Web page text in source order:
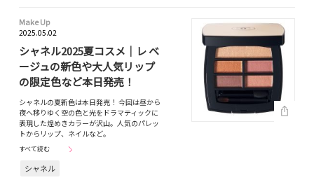
Make Up
2025.05.02
シャネル2025夏コスメ｜レ ベ
ージュの新色や大人気リップ
の限定色など本日発売！
シャネルの夏新色は本日発売！ 今回は昼から
夜へ移りゆく空の色と光をドラマティックに
表現した煌めきカラーが沢山。人気のパレッ
トからリップ、ネイルなど。
すべて読む
シャネル